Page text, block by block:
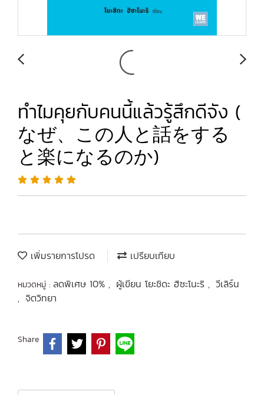
ทำไมคุยกับคนนี้แล้วรู้สึกดีจัง (
なぜ、この人と話をする
と楽になるのか)
เพิ่มรายการโปรด เปรียบเทียบ
หมวดหมู่ : ลดพิเศษ 10% , ผู้เขียน โยะชิดะ ฮิซะโนะริ , วีเลิร์น
, จิตวิทยา
Share